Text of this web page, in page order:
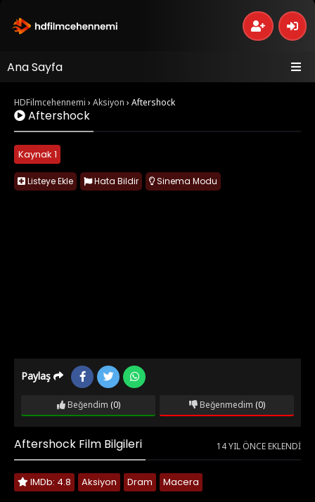
Ana Sayfa
HDFilmcehennemi › Aksiyon › Aftershock
Aftershock
Kaynak 1
Listeye Ekle Hata Bildir Sinema Modu
Paylaş
Beğendim (0) Beğenmedim (0)
Aftershock Film Bilgileri 14 YIL ÖNCE EKLENDI
IMDb: 4.8 Aksiyon Dram Macera